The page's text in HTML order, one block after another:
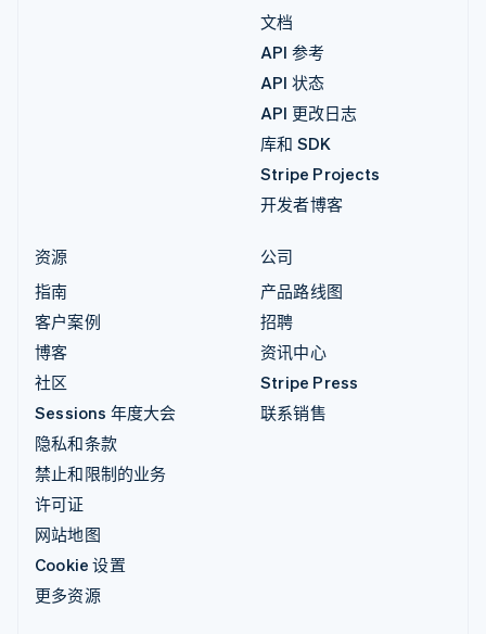
文档
API 参考
API 状态
API 更改日志
库和 SDK
Stripe Projects
开发者博客
资源
指南
客户案例
博客
社区
Sessions 年度大会
隐私和条款
禁止和限制的业务
许可证
网站地图
Cookie 设置
更多资源
公司
产品路线图
招聘
资讯中心
Stripe Press
联系销售